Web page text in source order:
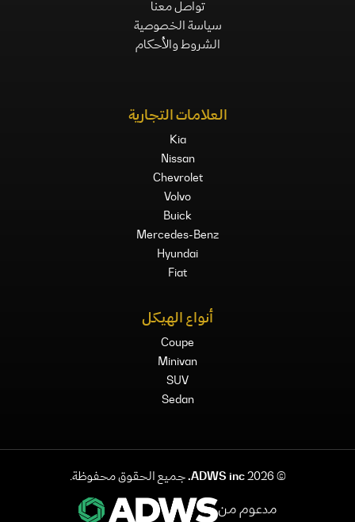
تواصل معنا
سياسة الخصوصية
الشروط والأحكام
العلامات التجارية
Kia
Nissan
Chevrolet
Volvo
Buick
Mercedes-Benz
Hyundai
Fiat
أنواع الهيكل
Coupe
Minivan
SUV
Sedan
©
2026
ADWS inc. جميع الحقوق محفوظة.
مدعوم من